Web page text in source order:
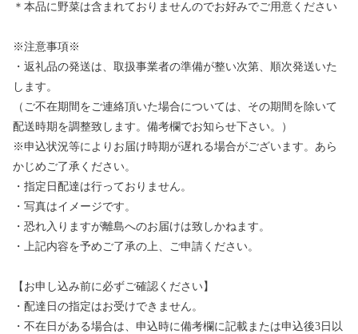
＊本品に野菜は含まれておりませんのでお好みでご用意ください
※注意事項※
・返礼品の発送は、取扱事業者の準備が整い次第、順次発送いた
します。
（ご不在期間をご連絡頂いた場合については、その期間を除いて
配送時期を調整致します。備考欄でお知らせ下さい。）
※申込状況等によりお届け時期が遅れる場合がございます。あら
かじめご了承ください。
・指定日配達は行っておりません。
・写真はイメージです。
・恐れ入りますが離島へのお届けは致しかねます。
・上記内容を予めご了承の上、ご申請ください。
【お申し込み前に必ずご確認ください】
・配達日の指定はお受けできません。
・不在日がある場合は、申込時に備考欄に記載または申込後3日以